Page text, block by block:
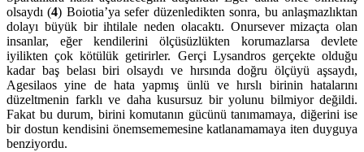
olsaydı (4) Boiotia’ya sefer düzenledikten sonra, bu anlaşmazlık­tan
dolayı büyük bir ihtilale neden olacaktı. Onursever mizaçta olan
insanlar, eğer kendilerini ölçüsüzlükten korumazlarsa devlete
iyilikten çok kötülük getirirler. Gerçi Lysandros gerçekte olduğu
kadar baş belası biri olsaydı ve hırsında doğru ölçüyü aşsaydı,
Agesilaos yine de hata yapmış ünlü ve hırslı birinin hatalarını
düzeltmenin farklı ve daha kusursuz bir yolunu bilmiyor değildi.
Fakat bu durum, birini komutanın gücünü tanımamaya, diğerini ise
bir dostun kendisini önemsememesine katlanamamaya iten duyguya
benziyordu.